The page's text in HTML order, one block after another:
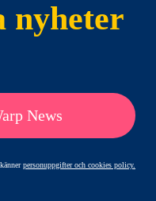
nyheter
News
personuppgifter och cookies policy.